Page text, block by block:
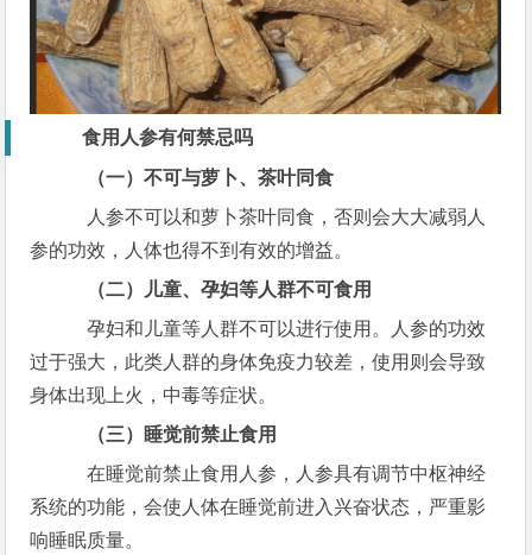
食用人参有何禁忌吗
（一）不可与萝卜、茶叶同食
人参不可以和萝卜茶叶同食，否则会大大减弱人
参的功效，人体也得不到有效的增益。
（二）儿童、孕妇等人群不可食用
孕妇和儿童等人群不可以进行使用。人参的功效
过于强大，此类人群的身体免疫力较差，使用则会导致
身体出现上火，中毒等症状。
（三）睡觉前禁止食用
在睡觉前禁止食用人参，人参具有调节中枢神经
系统的功能，会使人体在睡觉前进入兴奋状态，严重影
响睡眠质量。